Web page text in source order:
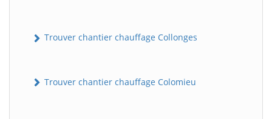
Trouver chantier chauffage Collonges
Trouver chantier chauffage Colomieu